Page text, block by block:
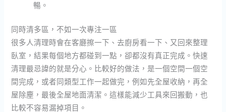
暢。
同時清多區，不如一次專注一區
很多人清理時會在客廳擦一下、去廚房看一下、又回來整理
臥室，結果每個地方都碰到一點，卻都沒有真正完成。快速
清理最忌諱的就是分心。比較好的做法，是一個空間一個空
間完成，或者同類型工作一起做完，例如先全屋收納，再全
屋除塵，最後全屋地面清潔。這樣能減少工具來回搬動，也
比較不容易漏掉項目。